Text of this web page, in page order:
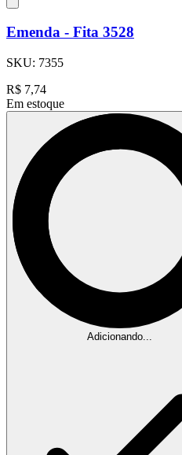
Emenda - Fita 3528
SKU: 7355
R$ 7,74
Em estoque
Adicionando...